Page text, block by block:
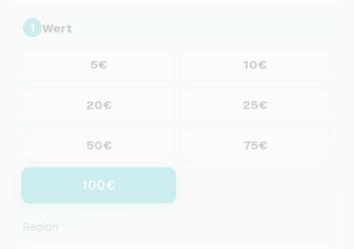
1 Wert
5€ 10€
20€ 25€
50€ 75€
100€
Region